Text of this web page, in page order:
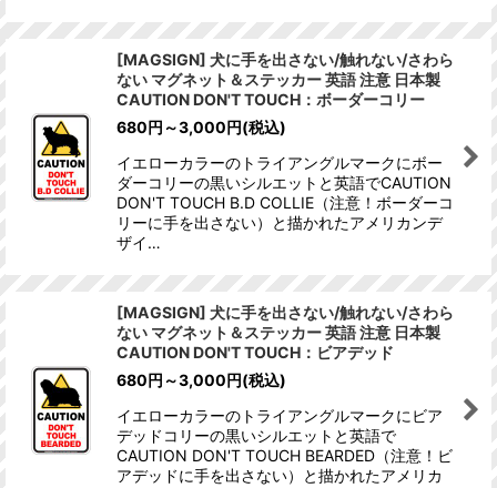
[MAGSIGN] 犬に手を出さない/触れない/さわら
ない マグネット＆ステッカー 英語 注意 日本製
CAUTION DON'T TOUCH：ボーダーコリー
680円 ～3,000円(税込)
イエローカラーのトライアングルマークにボー
ダーコリーの黒いシルエットと英語でCAUTION
DON'T TOUCH B.D COLLIE（注意！ボーダーコ
リーに手を出さない）と描かれたアメリカンデ
ザイ…
[MAGSIGN] 犬に手を出さない/触れない/さわら
ない マグネット＆ステッカー 英語 注意 日本製
CAUTION DON'T TOUCH：ビアデッド
680円 ～3,000円(税込)
イエローカラーのトライアングルマークにビア
デッドコリーの黒いシルエットと英語で
CAUTION DON'T TOUCH BEARDED（注意！ビ
アデッドに手を出さない）と描かれたアメリカ